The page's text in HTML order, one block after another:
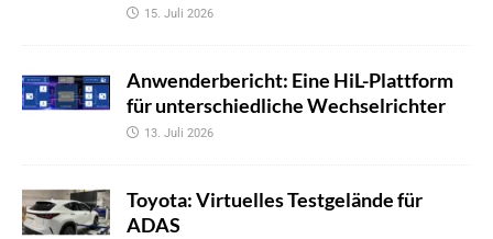
15. Juli 2026
Anwenderbericht: Eine HiL-Plattform
für unterschiedliche Wechselrichter
13. Juli 2026
Toyota: Virtuelles Testgelände für
ADAS